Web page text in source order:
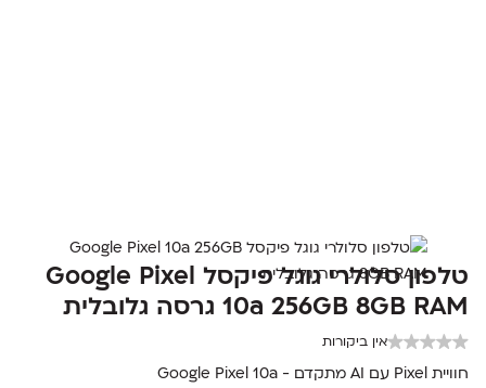
טלפון סלולרי גוגל פיקסל Google Pixel
10a 256GB 8GB RAM גרסה גלובלית
אין ביקורות
חוויית Pixel עם AI מתקדם - Google Pixel 10a